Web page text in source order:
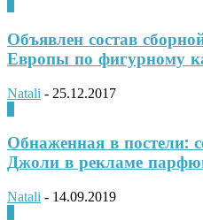
Объявлен состав
Европы по фигурному
Natali - 25.12.2017
Обнаженная в постели:
Джоли в рекламе
Natali - 14.09.2019